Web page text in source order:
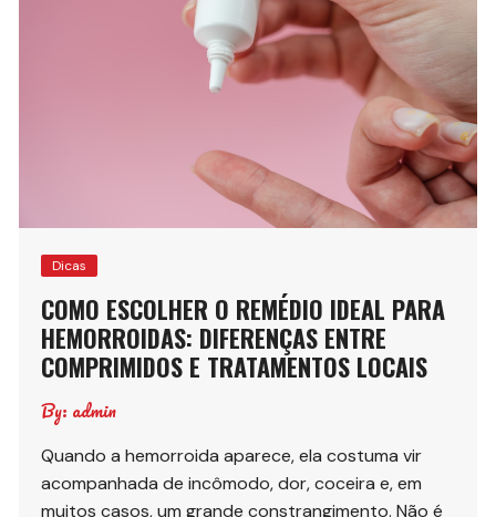
Dicas
COMO ESCOLHER O REMÉDIO IDEAL PARA
HEMORROIDAS: DIFERENÇAS ENTRE
COMPRIMIDOS E TRATAMENTOS LOCAIS
By: admin
Quando a hemorroida aparece, ela costuma vir
acompanhada de incômodo, dor, coceira e, em
muitos casos, um grande constrangimento. Não é